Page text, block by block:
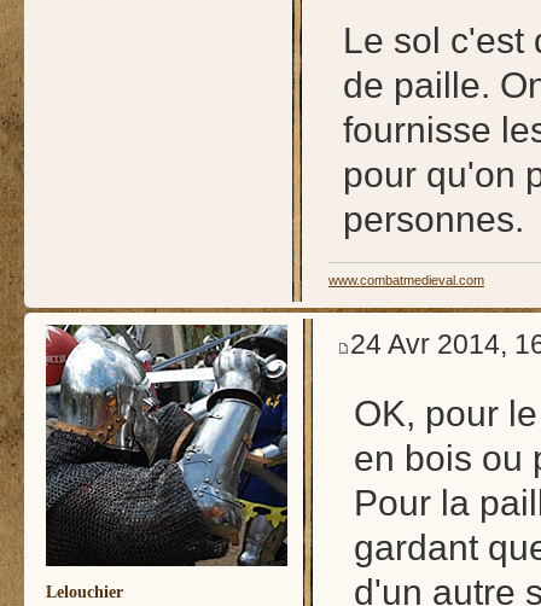
Le sol c'est
de paille.
fournisse
pour qu'on
personnes.
www.combatmedieval.com
Lelouchier
24 Avr 2014,
OK, pour
en bois ou
Pour la
gardant
d'un autre